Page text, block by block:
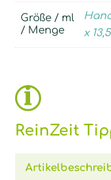
Größe / ml
/ Menge
x
ReinZeit